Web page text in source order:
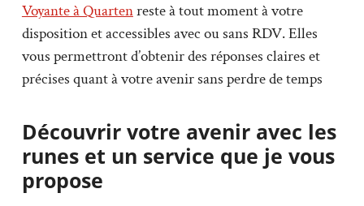
Voyante à Quartenreste à tout moment à votre
disposition et accessibles avec ou sans RDV. Elles
vous permettront d’obtenir des réponses claires et
précises quant à votre avenir sans perdre de temps
Découvrir votre avenir avec les
runes et un service que je vous
propose